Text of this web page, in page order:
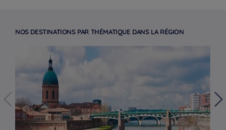
NOS DESTINATIONS PAR THÉMATIQUE DANS LA RÉGION